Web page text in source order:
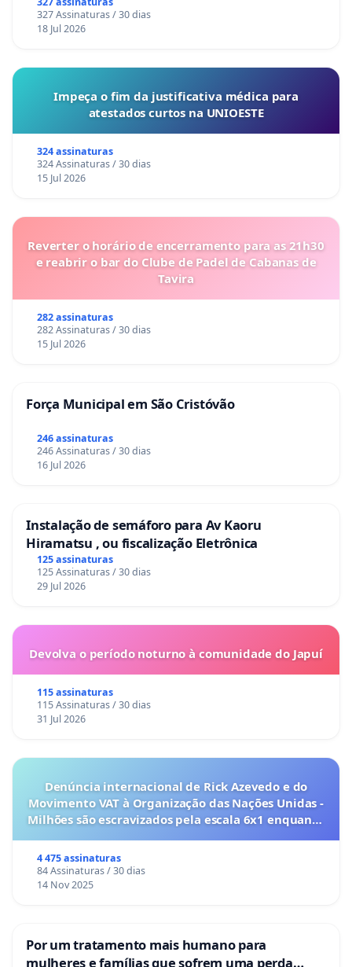
327 Assinaturas / 30 dias
18 Jul 2026
Impeça o fim da justificativa médica para
atestados curtos na UNIOESTE
324 assinaturas
324 Assinaturas / 30 dias
15 Jul 2026
Reverter o horário de encerramento para as 21h30
e reabrir o bar do Clube de Padel de Cabanas de
Tavira
282 assinaturas
282 Assinaturas / 30 dias
15 Jul 2026
Força Municipal em São Cristóvão
246 assinaturas
246 Assinaturas / 30 dias
16 Jul 2026
Instalação de semáforo para Av Kaoru
Hiramatsu , ou fiscalização Eletrônica
125 assinaturas
125 Assinaturas / 30 dias
29 Jul 2026
Devolva o período noturno à comunidade do Japuí
115 assinaturas
115 Assinaturas / 30 dias
31 Jul 2026
Denúncia internacional de Rick Azevedo e do
Movimento VAT à Organização das Nações Unidas -
Milhões são escravizados pela escala 6x1 enquanto
4 475 assinaturas
84 Assinaturas / 30 dias
14 Nov 2025
Por um tratamento mais humano para
mulheres e famílias que sofrem uma perda